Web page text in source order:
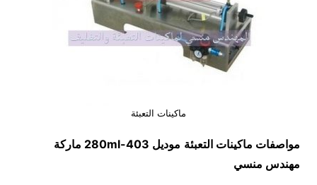
ماكينات التعبئة
مواصفات ماكينات التعبئة موديل 403-280ml
ماركة
مهندس منسي